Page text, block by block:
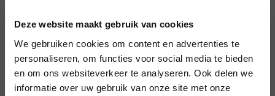
Deze website maakt gebruik van cookies
We gebruiken cookies om content en advertenties te
personaliseren, om functies voor social media te bieden
en om ons websiteverkeer te analyseren. Ook delen we
informatie over uw gebruik van onze site met onze
INLOGGEN
MERK
Mos Mosh
Aimée the Label